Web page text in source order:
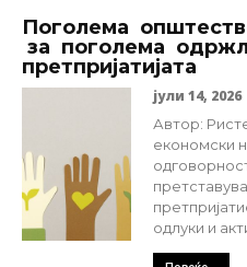
Поголема
за поголема
претпријатијата
јули 14, 2026
Автор:
економски
одлуки и